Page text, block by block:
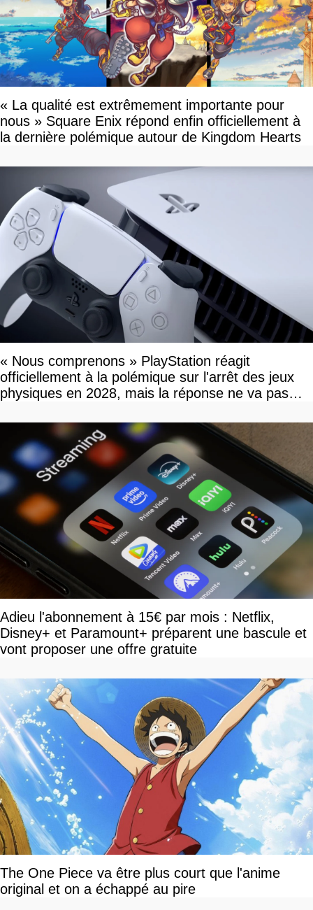
« La qualité est extrêmement importante pour
nous » Square Enix répond enfin officiellement à
la dernière polémique autour de Kingdom Hearts
« Nous comprenons » PlayStation réagit
officiellement à la polémique sur l'arrêt des jeux
physiques en 2028, mais la réponse ne va pas
Adieu l'abonnement à 15€ par mois : Netflix,
Disney+ et Paramount+ préparent une bascule et
vont proposer une offre gratuite
The One Piece va être plus court que l'anime
original et on a échappé au pire